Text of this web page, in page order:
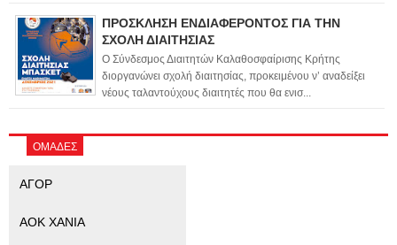
ΠΡΟΣΚΛΗΣΗ ΕΝΔΙΑΦΕΡΟΝΤΟΣ ΓΙΑ ΤΗΝ
ΣΧΟΛΗ ΔΙΑΙΤΗΣΙΑΣ
Ο Σύνδεσμος Διαιτητών Καλαθοσφαίρισης Κρήτης
διοργανώνει σχολή διαιτησίας, προκειμένου ν’ αναδείξει
νέους ταλαντούχους διαιτητές που θα ενισ...
ΟΜΑΔΕΣ
ΑΓΟΡ
ΑΟΚ ΧΑΝΙΑ